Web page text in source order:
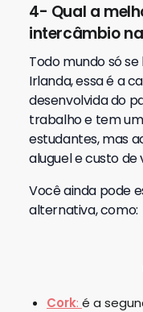
4- Qual a
intercâmbio
Todo mundo só
Irlanda, essa é a
desenvolvida do
trabalho e tem
estudantes, mas
aluguel e custo de
Você ainda pode
alternativa, como:
Cork: é a